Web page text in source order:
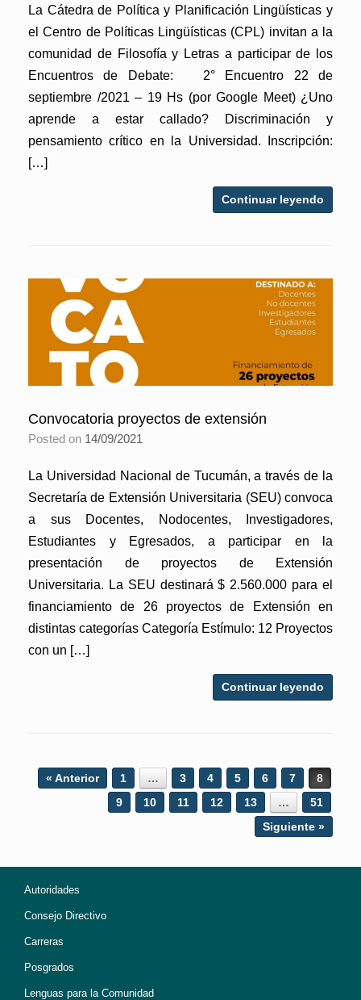
La Cátedra de Política y Planificación Lingüísticas y
el Centro de Políticas Lingüísticas (CPL) invitan a la
comunidad de Filosofía y Letras a participar de los
Encuentros de Debate: 2° Encuentro 22 de
septiembre /2021 – 19 Hs (por Google Meet) ¿Uno
aprende a estar callado? Discriminación y
pensamiento crítico en la Universidad. Inscripción:
[…]
Continuar leyendo
Convocatoria proyectos de extensión
Posted on 14/09/2021
La Universidad Nacional de Tucumán, a través de la
Secretaría de Extensión Universitaria (SEU) convoca
a sus Docentes, Nodocentes, Investigadores,
Estudiantes y Egresados, a participar en la
presentación de proyectos de Extensión
Universitaria. La SEU destinará $ 2.560.000 para el
financiamiento de 26 proyectos de Extensión en
distintas categorías Categoría Estímulo: 12 Proyectos
con un […]
Continuar leyendo
Post navigation
« Anterior 1 … 3 4 5 6 7
8
9
10 11 12 13 …
51
Siguiente »
Autoridades
Consejo Directivo
Carreras
Posgrados
Lenguas para la Comunidad